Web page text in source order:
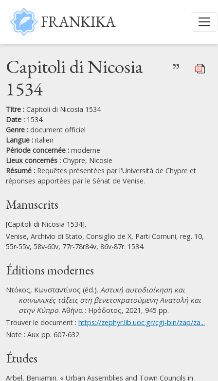
Aller au contenu principal
FRANKIKA
Capitoli di Nicosia
1534
”
Titre : Capitoli di Nicosia 1534
Date : 1534
Genre : document officiel
Langue : italien
Période concernée : moderne
Lieux concernés : Chypre, Nicosie
Résumé : Requêtes présentées par l'Università de Chypre et
réponses apportées par le Sénat de Venise.
Manuscrits
[Capitoli di Nicosia 1534].
Venise, Archivio di Stato, Consiglio de X, Parti Comuni, reg. 10,
55r-55v, 58v-60v, 77r-78r84v, 86v-87r. 1534.
Éditions modernes
Ντόκος, Κωνσταντίνος (éd.). Αστική αυτοδιοίκηση και
κοινωνικές τάξεις στη βενετοκρατούμενη Ανατολή και
στην Κύπρο. Αθήνα : Ηρόδοτος, 2021, 945 pp.
Trouver le document : https://zephyr.lib.uoc.gr/cgi-bin/zap/za...
Note : Aux pp. 607-632.
Études
Arbel, Benjamin. « Urban Assemblies and Town Councils in